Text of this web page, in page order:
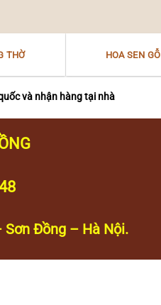
THỜ HOA SEN GỖ
và nhận hàng tại nhà
Đồng – Hà Nội.